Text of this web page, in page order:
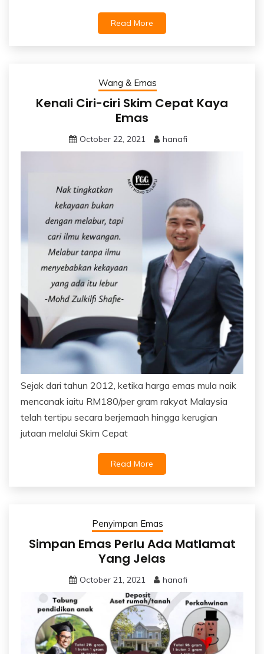
Read More
Wang & Emas
Kenali Ciri-ciri Skim Cepat Kaya
Emas
October 22, 2021 hanafi
Sejak dari tahun 2012, ketika harga emas mula naik
mencanak iaitu RM180/per gram rakyat Malaysia
telah tertipu secara berjemaah hingga kerugian
jutaan melalui Skim Cepat
Read More
Penyimpan Emas
Simpan Emas Perlu Ada Matlamat
Yang Jelas
October 21, 2021 hanafi